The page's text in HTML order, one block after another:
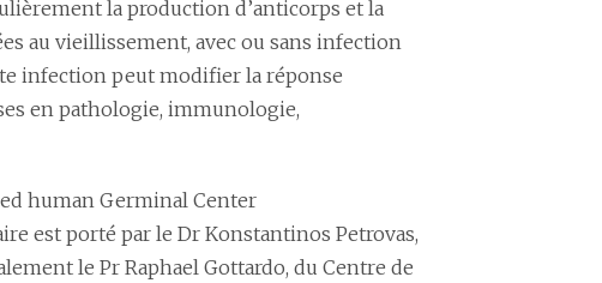
la production d’anticorps et la
au vieillissement, avec ou sans infection
infection peut modifier la réponse
en pathologie, immunologie,
human Germinal Center
est porté par le Dr Konstantinos Petrovas,
le Pr Raphael Gottardo, du Centre de